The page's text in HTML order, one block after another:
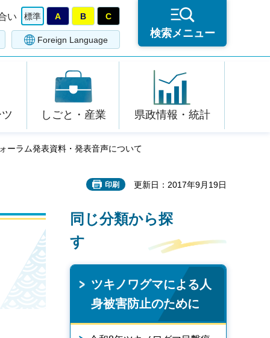
い 標準 A B C
Foreign Language
検索メニュー
しごと・産業 県政情報・統計
ーラム発表資料・発表音声について
印刷 更新日：2017年9月19日
同じ分類から探
す
ツキノワグマによる人
身被害防止のために